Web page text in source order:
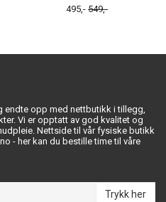
495,- 549,-
endte opp med nettbutikk i tillegg,
Vi er opptatt av god kvalitet og
Nettside til vår fysiske butikk
- her kan du bestille time til våre
Trykk her